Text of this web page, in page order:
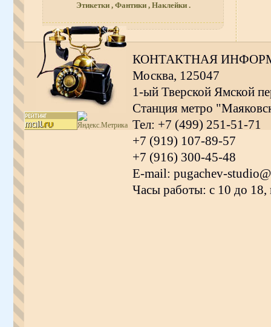
Этикетки , Фантики , Наклейки .
КОНТАКТНАЯ
Москва, 125047
1-ый Тверской Ямской
Станция метро
Тел: +7 (499) 251-51-71
+7 (919) 107-89-57
+7 (916) 300-45-48
E-mail: pugachev-
Часы работы: с 10 до 18,